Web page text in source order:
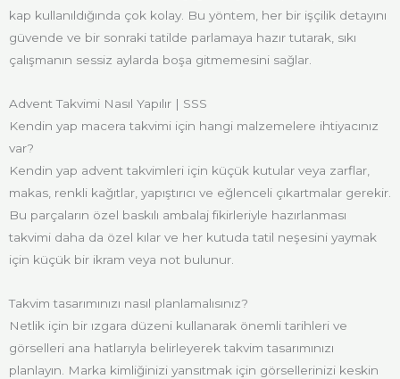
kap kullanıldığında çok kolay. Bu yöntem, her bir işçilik detayını
güvende ve bir sonraki tatilde parlamaya hazır tutarak, sıkı
çalışmanın sessiz aylarda boşa gitmemesini sağlar.
Advent Takvimi Nasıl Yapılır | SSS
Kendin yap macera takvimi için hangi malzemelere ihtiyacınız
var?
Kendin yap advent takvimleri için küçük kutular veya zarflar,
makas, renkli kağıtlar, yapıştırıcı ve eğlenceli çıkartmalar gerekir.
Bu parçaların özel baskılı ambalaj fikirleriyle hazırlanması
takvimi daha da özel kılar ve her kutuda tatil neşesini yaymak
için küçük bir ikram veya not bulunur.
Takvim tasarımınızı nasıl planlamalısınız?
Netlik için bir ızgara düzeni kullanarak önemli tarihleri ve
görselleri ana hatlarıyla belirleyerek takvim tasarımınızı
planlayın. Marka kimliğinizi yansıtmak için görsellerinizi keskin